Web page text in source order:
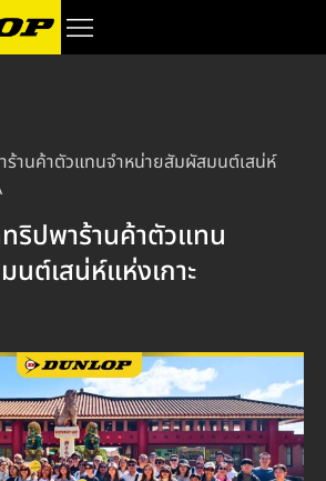
านค้าตัวแทนจำหน่ายสัมผัสมนต์เสน่ห์
ริปพาร้านค้าตัวแทน
ต์เสน่ห์แห่งเกาะ